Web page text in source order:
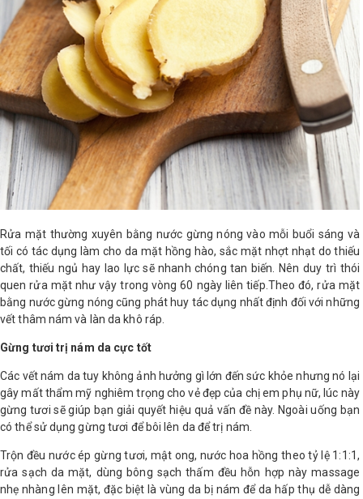
Rửa mặt thường xuyên bằng nước gừng nóng vào mỗi buổi sáng và
tối có tác dụng làm cho da mặt hồng hào, sắc mặt nhợt nhạt do thiếu
chất, thiếu ngủ hay lao lực sẽ nhanh chóng tan biến. Nên duy trì thói
quen rửa mặt như vậy trong vòng 60 ngày liên tiếp.Theo đó, rửa mặt
bằng nước gừng nóng cũng phát huy tác dụng nhất định đối với những
vết thâm nám và làn da khô ráp.
Gừng tươi trị nám da cực tốt
Các vết nám da tuy không ảnh hưởng gì lớn đến sức khỏe nhưng nó lại
gây mất thẩm mỹ nghiêm trọng cho vẻ đẹp của chị em phụ nữ, lúc này
gừng tươi sẽ giúp bạn giải quyết hiệu quả vấn đề này. Ngoài uống bạn
có thể sử dụng gừng tươi để bôi lên da để trị nám.
Trộn đều nước ép gừng tươi, mật ong, nước hoa hồng theo tỷ lệ 1:1:1,
rửa sạch da mặt, dùng bông sạch thấm đều hỗn hợp này massage
nhẹ nhàng lên mặt, đặc biệt là vùng da bị nám để da hấp thụ dễ dàng